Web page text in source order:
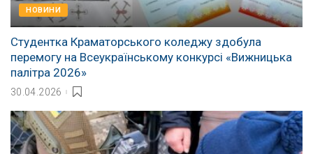
НОВИНИ
Студентка Краматорського коледжу здобула
перемогу на Всеукраїнському конкурсі «Вижницька
палітра 2026»
30.04.2026